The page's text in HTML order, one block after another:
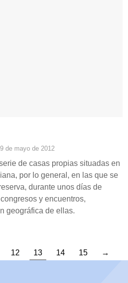
9 de mayo de 2012
de casas propias situadas en
por lo general, en las que se
durante unos días de
y encuentros,
geográfica de ellas.
12 13 14 15 →